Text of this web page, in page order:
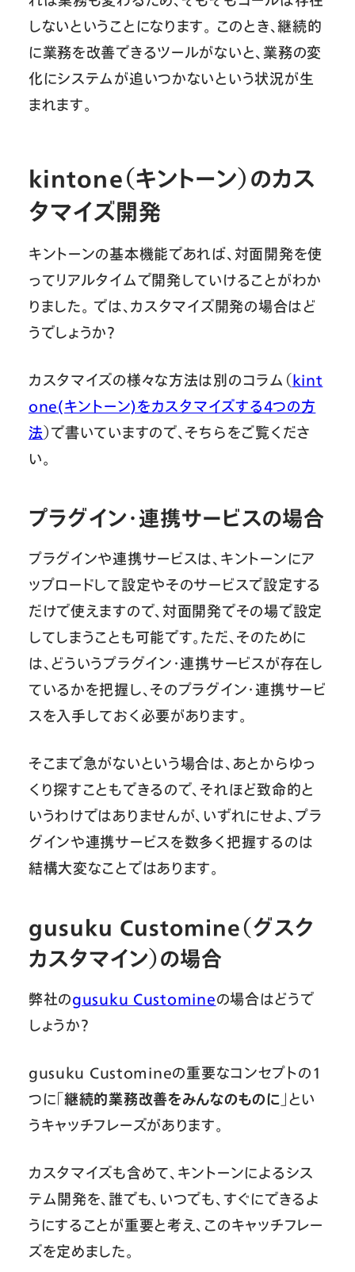
しないということになります。 このとき、継続的
に業務を改善できるツールがないと、業務の変
化にシステムが追いつかないという状況が生
まれます。
kintone（キントーン）のカス
タマイズ開発
キントーンの基本機能であれば、対面開発を使
ってリアルタイムで開発していけることがわか
りました。 では、カスタマイズ開発の場合はど
うでしょうか？
カスタマイズの様々な方法は別のコラム（kint
one(キントーン)をカスタマイズする4つの方
法）で書いていますので、そちらをご覧くださ
い。
プラグイン・連携サービスの場合
プラグインや連携サービスは、キントーンにア
ップロードして設定やそのサービスで設定する
だけで使えますので、対面開発でその場で設定
してしまうことも可能です。ただ、そのために
は、どういうプラグイン・連携サービスが存在し
ているかを把握し、そのプラグイン・連携サービ
スを入手しておく必要があります。
そこまで急がないという場合は、あとからゆっ
くり探すこともできるので、それほど致命的と
いうわけではありませんが、いずれにせよ、プラ
グインや連携サービスを数多く把握するのは
結構大変なことではあります。
gusuku Customine（グスク
カスタマイン）の場合
弊社のgusuku Customineの場合はどうで
しょうか？
gusuku Customineの重要なコンセプトの1
つに「継続的業務改善をみんなのものに 」とい
うキャッチフレーズがあります。
カスタマイズも含めて、キントーンによるシス
テム開発を、誰でも、いつでも、すぐにできるよ
うにすることが重要と考え、このキャッチフレー
ズを定めました。